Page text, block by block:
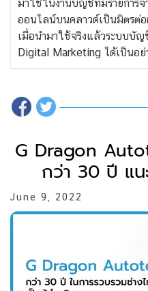
มาใช้ในงานบัญชีที่มีรายการ
ออนไลน์บนคลาวด์เป็นมิตรต่
เมื่อนำมาใช้จริงแล้วระบบบั
Digital Marketing ได้เป็นอย่
G Dragon
กว่า 30 ปี แน
June 9, 2022